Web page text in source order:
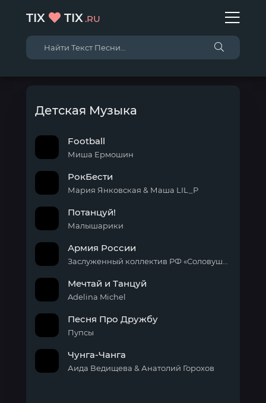
TIX TIX.RU
Детская Музыка
Football
Миша Ермошин
РокБести
Мария Янковская & Маша LIL_P
Потанцуй!
Малышарики
Армия России
Мечтай и Танцуй
Adelina Michel
Песня Про Дружбу
Пупсы
Чунга-Чанга
Аида Ведищева & Анатолий Горохов